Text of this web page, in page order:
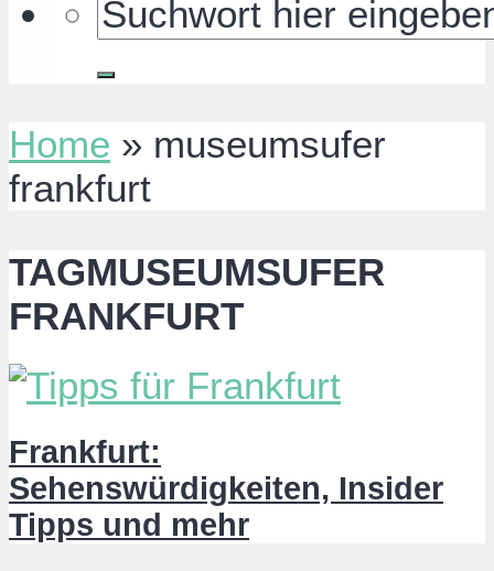
Home » museumsufer
frankfurt
TAGMUSEUMSUFER
FRANKFURT
Frankfurt:
Sehenswürdigkeiten, Insider
Tipps und mehr